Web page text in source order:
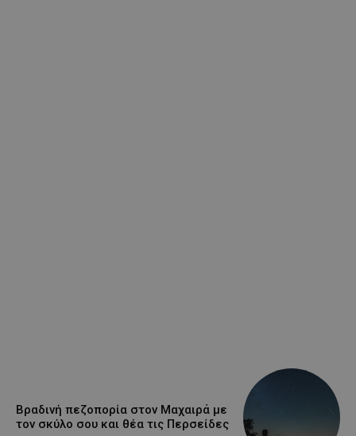
Βραδινή πεζοπορία στον Μαχαιρά με
τον σκύλο σου και θέα τις Περσείδες